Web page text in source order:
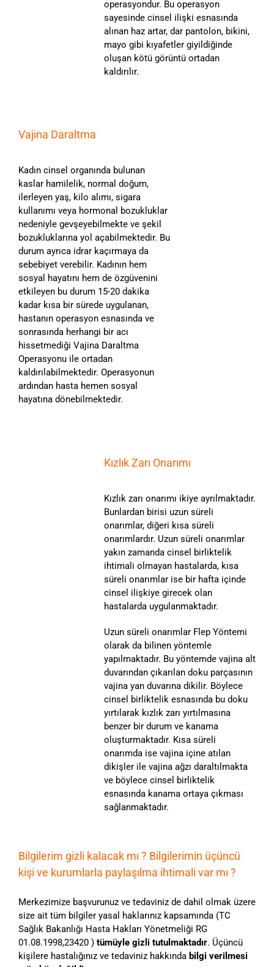
operasyondur. Bu operasyon
sayesinde cinsel ilişki esnasında
alınan haz artar, dar pantolon, bikini,
mayo gibi kıyafetler giyildiğinde
oluşan kötü görüntü ortadan
kaldırılır.
Vajina Daraltma
Kadın cinsel organında bulunan
kaslar hamilelik, normal doğum,
ilerleyen yaş, kilo alımı, sigara
kullanımı veya hormonal bozukluklar
nedeniyle gevşeyebilmekte ve şekil
bozukluklarına yol açabilmektedir. Bu
durum ayrıca idrar kaçırmaya da
sebebiyet verebilir. Kadının hem
sosyal hayatını hem de özgüvenini
etkileyen bu durum 15-20 dakika
kadar kısa bir sürede uygulanan,
hastanın operasyon esnasında ve
sonrasında herhangi bir acı
hissetmediği Vajina Daraltma
Operasyonu ile ortadan
kaldırılabilmektedir. Operasyonun
ardından hasta hemen sosyal
hayatına dönebilmektedir.
Kızlık Zarı Onarımı
Kızlık zarı onarımı ikiye ayrılmaktadır.
Bunlardan birisi uzun süreli
onarımlar, diğeri kısa süreli
onarımlardır. Uzun süreli onarımlar
yakın zamanda cinsel birliktelik
ihtimali olmayan hastalarda, kısa
süreli onarımlar ise bir hafta içinde
cinsel ilişkiye girecek olan
hastalarda uygulanmaktadır.
Uzun süreli onarımlar Flep Yöntemi
olarak da bilinen yöntemle
yapılmaktadır. Bu yöntemde vajina alt
duvarından çıkarılan doku parçasının
vajina yan duvarına dikilir. Böylece
cinsel birliktelik esnasında bu doku
yırtılarak kızlık zarı yırtılmasına
benzer bir durum ve kanama
oluşturmaktadır. Kısa süreli
onarımda ise vajina içine atılan
dikişler ile vajina ağzı daraltılmakta
ve böylece cinsel birliktelik
esnasında kanama ortaya çıkması
sağlanmaktadır.
Bilgilerim gizli kalacak mı ? Bilgilerimin üçüncü
kişi ve kurumlarla paylaşılma ihtimali var mı ?
Merkezimize başvurunuz ve tedaviniz de dahil olmak üzere
size ait tüm bilgiler yasal haklarınız kapsamında (TC
Sağlık Bakanlığı Hasta Hakları Yönetmeliği RG
01.08.1998,23420 ) tümüyle gizli tutulmaktadır. Üçüncü
kişilere hastalığınız ve tedaviniz hakkında bilgi verilmesi